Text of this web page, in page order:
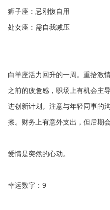
狮子座：忌刚愎自用
处女座：需自我减压
白羊座活力回升的一周。重拾激
之前的疲惫感，职场上有机会主
进创新计划。注意与年轻同事的
擦。财务上有意外支出，但后期
爱情是突然的心动。
幸运数字：9